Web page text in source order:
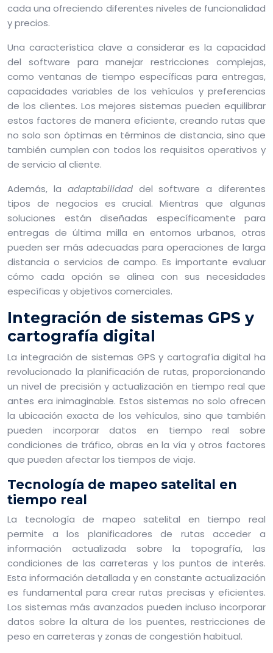
cada una ofreciendo diferentes niveles de funcionalidad
y precios.
Una característica clave a considerar es la capacidad
del software para manejar restricciones complejas,
como ventanas de tiempo específicas para entregas,
capacidades variables de los vehículos y preferencias
de los clientes. Los mejores sistemas pueden equilibrar
estos factores de manera eficiente, creando rutas que
no solo son óptimas en términos de distancia, sino que
también cumplen con todos los requisitos operativos y
de servicio al cliente.
Además, la adaptabilidaddel software a diferentes
tipos de negocios es crucial. Mientras que algunas
soluciones están diseñadas específicamente para
entregas de última milla en entornos urbanos, otras
pueden ser más adecuadas para operaciones de larga
distancia o servicios de campo. Es importante evaluar
cómo cada opción se alinea con sus necesidades
específicas y objetivos comerciales.
Integración de sistemas GPS y
cartografía digital
La integración de sistemas GPS y cartografía digital ha
revolucionado la planificación de rutas, proporcionando
un nivel de precisión y actualización en tiempo real que
antes era inimaginable. Estos sistemas no solo ofrecen
la ubicación exacta de los vehículos, sino que también
pueden incorporar datos en tiempo real sobre
condiciones de tráfico, obras en la vía y otros factores
que pueden afectar los tiempos de viaje.
Tecnología de mapeo satelital en
tiempo real
La tecnología de mapeo satelital en tiempo real
permite a los planificadores de rutas acceder a
información actualizada sobre la topografía, las
condiciones de las carreteras y los puntos de interés.
Esta información detallada y en constante actualización
es fundamental para crear rutas precisas y eficientes.
Los sistemas más avanzados pueden incluso incorporar
datos sobre la altura de los puentes, restricciones de
peso en carreteras y zonas de congestión habitual.